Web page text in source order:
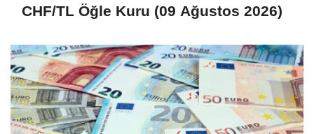
CHF/TL Öğle Kuru (09 Ağustos 2026)